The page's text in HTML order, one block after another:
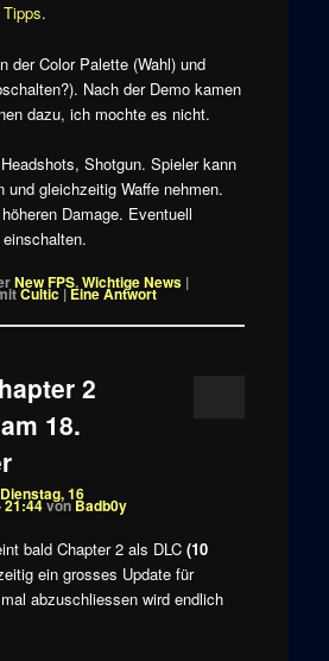
.
der Color Palette (Wahl) und
Nach der Demo kamen
dazu, ich mochte es nicht.
Shotgun. Spieler kann
und gleichzeitig Waffe nehmen.
Damage. Eventuell
New FPS,Wichtige News |
Cultic |EineAntwort
2
18.
Dienstag, 16
21:44vonBadb0y
bald Chapter 2 als DLC (10
ein grosses Update für
abzuschliessen wird endlich